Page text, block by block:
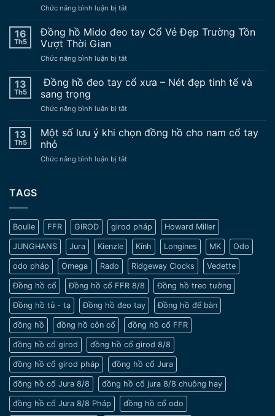
Chức năng bình luận bị tắtở
lý
do
nên
dụng
nâng
chế
16
Th5
Đồng hồ Mido đeo tay Cổ Vẻ Đẹp Trường Tồn
Vượt Thời Gian
Chức năng bình luận bị tắtở
hồ
Mido
tay
Vẻ
Đẹp
Tồn
13
Th5
Đồng hồ đeo tay cổ xưa – Nét đẹp tinh tế và
sang trọng
Chức năng bình luận bị tắtở
hồ
đeo
cổ
tế
và
sang
trọng
13
Th5
Một số lưu ý khi chọn đồng hồ cho nam cổ tay
nhỏ
Chức năng bình luận bị tắtở
chọn
đồng
hồ
cho
nam
cổ
tay
nhỏ
TAGS
Boulle FFR GIROD girod pháp Howard Miller
JUNGHANS Jura Kienzle Kính Longines MK Odo
odo pháp Omega Rado Ridgeway Clocks Vedette
Đồng hồ cổ Đồng hồ cổ FFR 8/8 Đồng hồ treo tường
Đồng hồ tủ - tạ Đồng hồ đeo tay Đồng hồ để bàn
đồng hồ đồng hồ côn cổ đồng hồ cổ FFR
đồng hồ cổ girod đồng hồ cổ girod 8/8
đồng hồ cổ girod pháp đồng hồ cổ Jura
đồng hồ cổ Jura 8/8 đồng hồ cổ jura 8/8 chuông hay
đồng hồ cổ Jura 8/8 Pháp đồng hồ cổ odo